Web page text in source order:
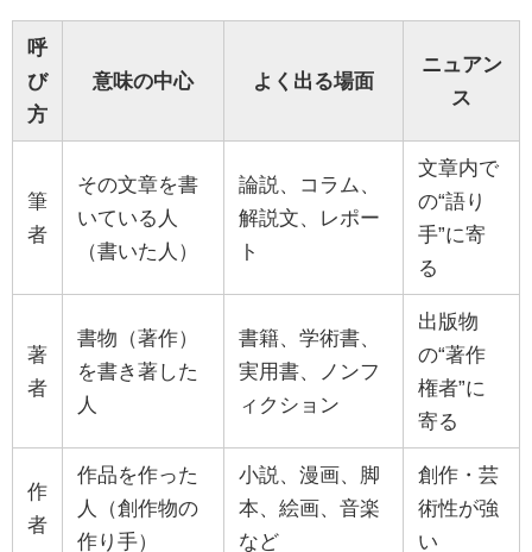
呼
び
方
意味の中心 よく出る場面
ニュアン
ス
筆
者
その文章を書
いている人
（書いた人）
論説、コラム、
解説文、レポー
ト
文章内で
の“語り
手”に寄
る
著
者
書物（著作）
を書き著した
人
書籍、学術書、
実用書、ノンフ
ィクション
出版物
の“著作
権者”に
寄る
作
者
作品を作った
人（創作物の
作り手）
小説、漫画、脚
本、絵画、音楽
など
創作・芸
術性が強
い